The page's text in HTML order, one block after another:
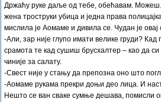
Држаћу руке даље од тебе, обећавам.
жена троструки убица и једна права
мислила је Аомаме и дивила се. Чудан је овај
-Али, зар није глупо имати велике груди? Кад
срамота те кад сушиш брусхалтер – као да
чиније за салату.
-Свест није у стању да препозна оно што
-Аомаме рукама прекри доњи део лица. И
Нешто се ван сваке сумње дешава, помисли